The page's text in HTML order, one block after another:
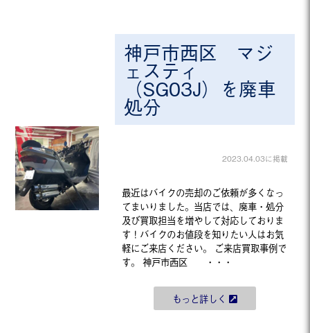
神戸市西区 マジ
ェスティ
（SG03J）を廃車
処分
2023.04.03に掲載
最近はバイクの売却のご依頼が多くなっ
てまいりました。当店では、廃車・処分
及び買取担当を増やして対応しておりま
す！バイクのお値段を知りたい人はお気
軽にご来店ください。 ご来店買取事例で
す。 神戸市西区 ・・・
もっと詳しく